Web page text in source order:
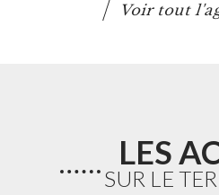
Voir tout
LES
SUR LE